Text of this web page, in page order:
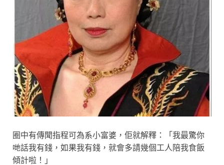
圈中有傳聞指程可為系小富婆，佢就解釋：「我最驚你
哋話我有錢，如果我有錢，就會多請幾個工人陪我食飯
傾計啦！」